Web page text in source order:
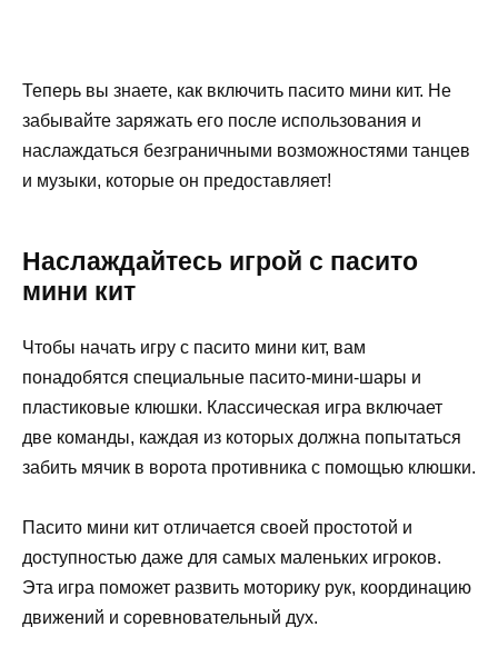
Теперь вы знаете, как включить пасито мини кит. Не
забывайте заряжать его после использования и
наслаждаться безграничными возможностями танцев
и музыки, которые он предоставляет!
Наслаждайтесь игрой с пасито
мини кит
Чтобы начать игру с пасито мини кит, вам
понадобятся специальные пасито-мини-шары и
пластиковые клюшки. Классическая игра включает
две команды, каждая из которых должна попытаться
забить мячик в ворота противника с помощью клюшки.
Пасито мини кит отличается своей простотой и
доступностью даже для самых маленьких игроков.
Эта игра поможет развить моторику рук, координацию
движений и соревновательный дух.